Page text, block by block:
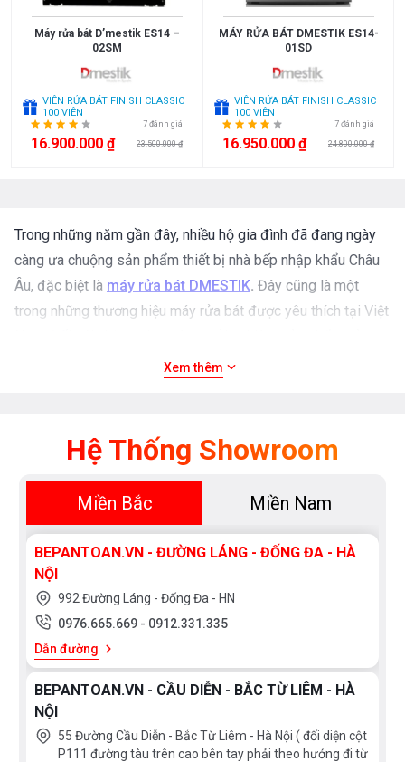
Máy rửa bát D’mestik ES14 –
02SM
VIÊN RỬA BÁT FINISH CLASSIC
100 VIÊN
7 đánh giá
16.900.000 ₫ 23.500.000 ₫
MÁY RỬA BÁT DMESTIK ES14-
01SD
VIÊN RỬA BÁT FINISH CLASSIC
100 VIÊN
7 đánh giá
16.950.000 ₫ 24.800.000 ₫
Trong những năm gần đây, nhiều hộ gia đình đã đang ngày
càng ưa chuộng sản phẩm thiết bị nhà bếp nhập khẩu Châu
Âu, đặc biệt là máy rửa bát DMESTIK. Đây cũng là một
trong những thương hiệu máy rửa bát được yêu thích tại Việt
DMESTIK thì sẽ có nhiều điều nghi vấn như “
có được những thông tin chi tiết nhất nhé!
Có nên sử dụng máy rửa bát DMESTIK
cho gia đình?
Xem thêm
Hệ Thống Showroom
Miền Bắc Miền Nam
BEPANTOAN.VN - ĐƯỜNG LÁNG - ĐỐNG ĐA - HÀ
NỘI
992 Đường Láng - Đống Đa - HN
0976.665.669 - 0912.331.335
Dẫn đường
BEPANTOAN.VN - CẦU DIỄN - BẮC TỪ LIÊM - HÀ
NỘI
55 Đường Cầu Diễn - Bắc Từ Liêm - Hà Nội ( đối diện cột
P111 đường tàu trên cao bên tay phải theo hướng đi từ